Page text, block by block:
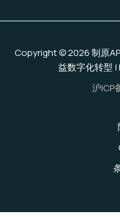
Copyright © 2026 制原
益数字化转型
沪ICP